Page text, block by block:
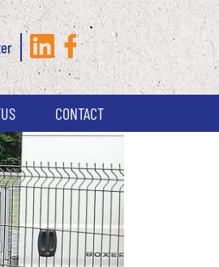
CONTACT